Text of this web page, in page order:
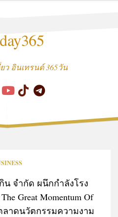
ว อินเทรนด์ 365วัน
จำกัด ผนึกกำลังโรง
Great Momentum Of
ลาดนวัตกรรมความงาม